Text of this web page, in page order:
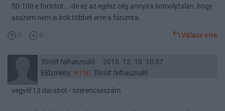
50-100 e forintot... de ez az egész cég annyira komolytalan, hogy
asszem nem is írok többet erre a fórumra.
0 0 Válasz erre
Törölt felhasználó
2010. 12. 10. 10:57
Előzmény: #156 Törölt felhasználó
vegyél 13 darabot - szerencseszám